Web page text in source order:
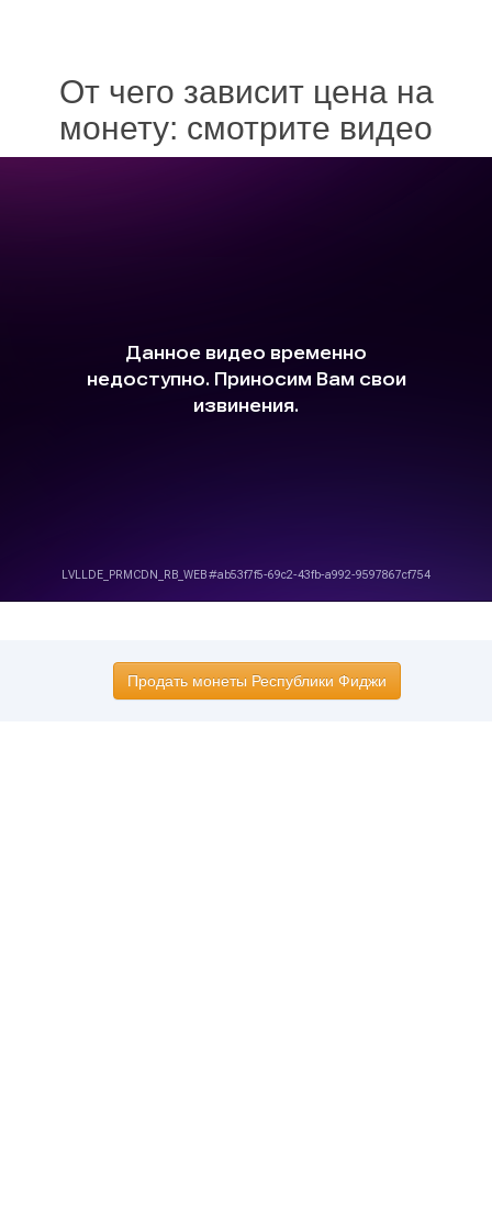
От чего зависит цена на
монету: смотрите видео
Продать монеты Республики Фиджи